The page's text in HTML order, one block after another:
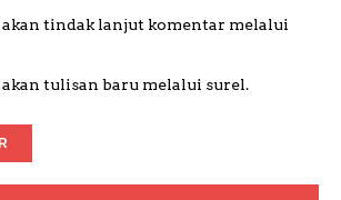
akan tindak lanjut komentar melalui
tulisan baru melalui surel.